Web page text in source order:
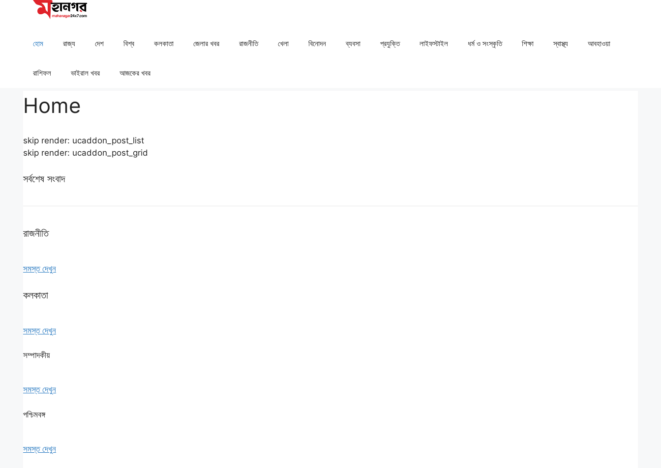
হোম রাজ্য দেশ ⁠বিশ্ব কলকাতা ⁠⁠জেলার খবর রাজনীতি খেলা ⁠বিনোদন ব্যবসা প্রযুক্তি লাইফস্টাইল ধর্ম ও সংস্কৃতি ⁠⁠শিক্ষা ⁠⁠স্বাস্থ্য ⁠⁠আবহাওয়া
রাশিফল ⁠⁠ভাইরাল খবর আজকের খবর
Home
skip render: ucaddon_post_list
skip render: ucaddon_post_grid
সর্বশেষ সংবাদ
রাজনীতি
সমস্ত দেখুন
কলকাতা
সমস্ত দেখুন
সম্পাদকীয়
সমস্ত দেখুন
পশ্চিমবঙ্গ
সমস্ত দেখুন